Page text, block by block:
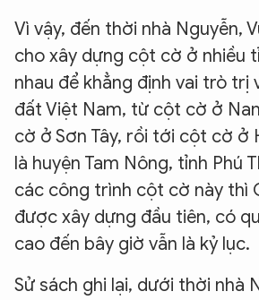
Vì vậy, đến thời nhà Nguyễn,
cho xây dựng cột cờ ở nhiều
nhau để khẳng định vai trò trị
đất Việt Nam, từ cột cờ ở
cờ ở Sơn Tây, rồi tới cột cờ ở
là huyện Tam Nông, tỉnh Phú
các công trình cột cờ này thì
được xây dựng đầu tiên, có
cao đến bây giờ vẫn là kỷ lục.
Sử sách ghi lại, dưới thời nhà